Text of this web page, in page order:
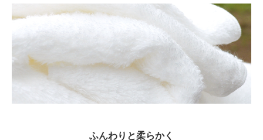
ふんわりと柔らかく